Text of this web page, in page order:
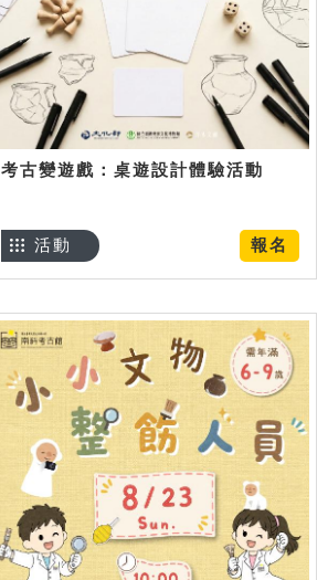
考古變遊戲：桌遊設計體驗活動
報名
活動